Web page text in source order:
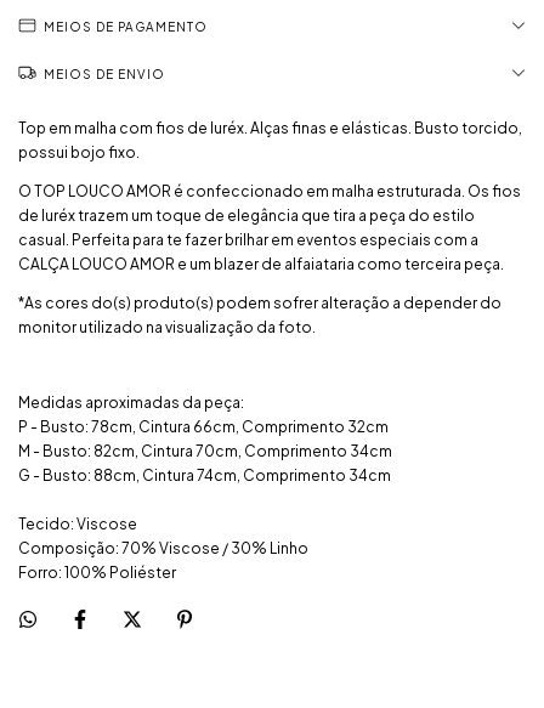
MEIOS DE PAGAMENTO
MEIOS DE ENVIO
Top em malha com fios de luréx. Alças finas e elásticas. Busto torcido,
possui bojo fixo.
O TOP LOUCO AMOR é confeccionado em malha estruturada. Os fios
de luréx trazem um toque de elegância que tira a peça do estilo
casual. Perfeita para te fazer brilhar em eventos especiais com a
CALÇA LOUCO AMOR e um blazer de alfaiataria como terceira peça.
*As cores do(s) produto(s) podem sofrer alteração a depender do
monitor utilizado na visualização da foto.
Medidas aproximadas da peça:
P - Busto: 78cm, Cintura 66cm, Comprimento 32cm
M - Busto: 82cm, Cintura 70cm, Comprimento 34cm
G - Busto: 88cm, Cintura 74cm, Comprimento 34cm
Tecido: Viscose
Composição: 70% Viscose / 30% Linho
Forro: 100% Poliéster